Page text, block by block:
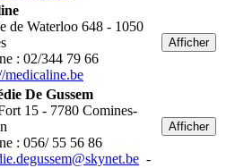
de Waterloo 648 - 1050
: 02/344 79 66
medicaline.be
Afficher
De Gussem
15 - 7780 Comines-
: 056/ 55 56 86
-
Afficher